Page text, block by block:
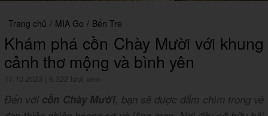
Trang chủ / MIA Go / Bến Tre
Khám phá cồn Chày Mười với khung
cảnh thơ mộng và bình yên
11.10.2023 6,322 lượt xem
Đến với cồn Chày Mười, bạn sẽ được đắm chìm trong vẻ